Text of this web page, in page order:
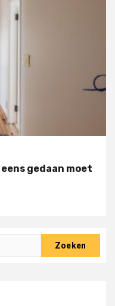
gedaan moet